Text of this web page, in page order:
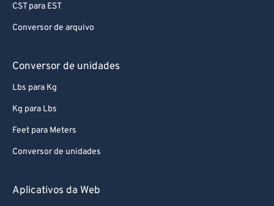
CST para EST
Conversor de arquivo
Conversor de unidades
Lbs para Kg
Kg para Lbs
Feet para Meters
Conversor de unidades
Aplicativos da Web